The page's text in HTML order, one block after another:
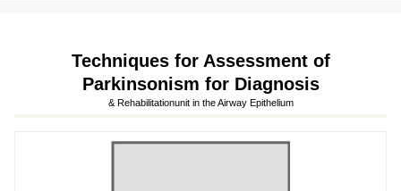
Techniques for Assessment of
Parkinsonism for Diagnosis
& Rehabilitationunit in the Airway Epithelium